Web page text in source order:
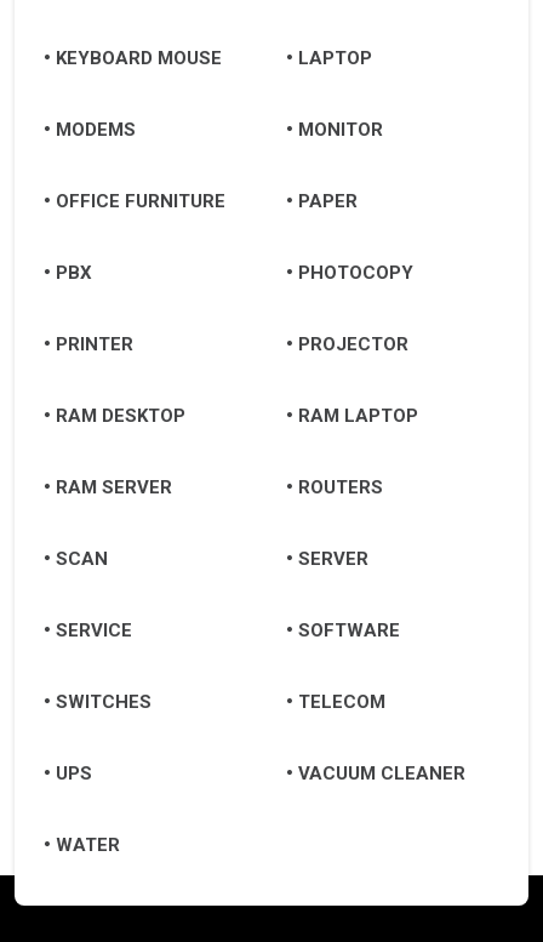
KEYBOARD MOUSE LAPTOP
MODEMS MONITOR
OFFICE FURNITURE PAPER
PBX PHOTOCOPY
PRINTER PROJECTOR
RAM DESKTOP RAM LAPTOP
RAM SERVER ROUTERS
SCAN SERVER
SERVICE SOFTWARE
SWITCHES TELECOM
UPS VACUUM CLEANER
WATER